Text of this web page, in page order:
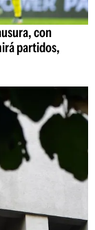
con
partidos,